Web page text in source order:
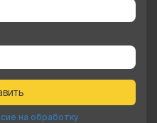
на обработку